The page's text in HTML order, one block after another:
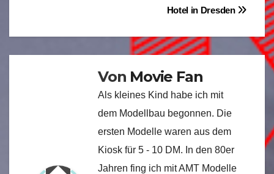
Hotel in Dresden
Von Movie Fan
Als kleines Kind habe ich mit
dem Modellbau begonnen. Die
ersten Modelle waren aus dem
Kiosk für 5 - 10 DM. In den 80er
Jahren fing ich mit AMT Modelle